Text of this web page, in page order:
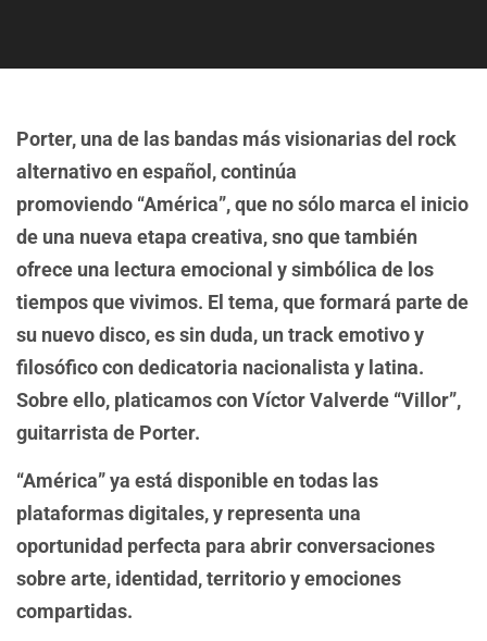
Porter, una de las bandas más visionarias del rock
alternativo en español, continúa
promoviendo “América”, que no sólo marca el inicio
de una nueva etapa creativa, sno que también
ofrece una lectura emocional y simbólica de los
tiempos que vivimos. El tema, que formará parte de
su nuevo disco, es sin duda, un track emotivo y
filosófico con dedicatoria nacionalista y latina.
Sobre ello, platicamos con Víctor Valverde “Villor”,
guitarrista de Porter.
“América” ya está disponible en todas las
plataformas digitales, y representa una
oportunidad perfecta para abrir conversaciones
sobre arte, identidad, territorio y emociones
compartidas.